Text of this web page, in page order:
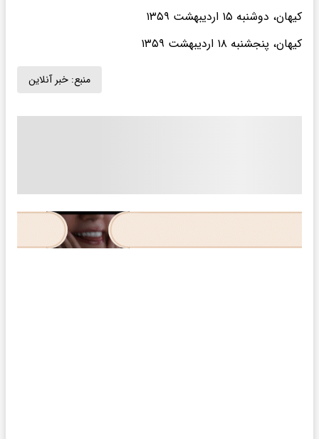
کیهان، دوشنبه ۱۵ اردیبهشت ۱۳۵۹
کیهان، پنجشنبه ۱۸ اردیبهشت ۱۳۵۹
منبع: خبر آنلاین